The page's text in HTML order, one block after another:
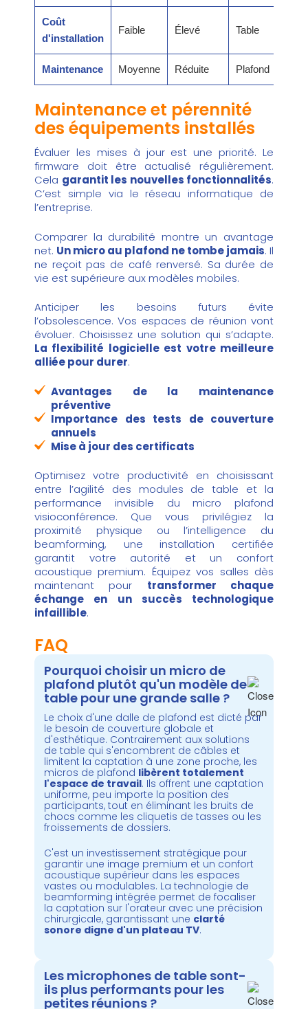
Coût
d'installation
Faible Élevé Table
Maintenance Moyenne Réduite Plafond
Maintenance et pérennité
des équipements installés
Évaluer les mises à jour est une priorité. Le
firmware doit être actualisé régulièrement.
Cela garantit les nouvelles fonctionnalités.
C’est simple via le réseau informatique de
l’entreprise.
Comparer la durabilité montre un avantage
net. Un micro au plafond ne tombe jamais. Il
ne reçoit pas de café renversé. Sa durée de
vie est supérieure aux modèles mobiles.
Anticiper les besoins futurs évite
l’obsolescence. Vos espaces de réunion vont
évoluer. Choisissez une solution qui s’adapte.
La flexibilité logicielle est votre meilleure
alliée pour durer.
Avantages de la maintenance
préventive
Importance des tests de couverture
annuels
Mise à jour des certificats
Optimisez votre productivité en choisissant
entre l’agilité des modules de table et la
performance invisible du micro plafond
visioconférence. Que vous privilégiez la
proximité physique ou l’intelligence du
beamforming, une installation certifiée
garantit votre autorité et un confort
acoustique premium. Équipez vos salles dès
maintenant pour transformer chaque
échange en un succès technologique
infaillible.
FAQ
Pourquoi choisir un micro de
plafond plutôt qu'un modèle de
table pour une grande salle ?
Le choix d'une dalle de plafond est dicté par
le besoin de couverture globale et
d'esthétique. Contrairement aux solutions
de table qui s'encombrent de câbles et
limitent la captation à une zone proche, les
micros de plafond libèrent totalement
l'espace de travail. Ils offrent une captation
uniforme, peu importe la position des
participants, tout en éliminant les bruits de
chocs comme les cliquetis de tasses ou les
froissements de dossiers.
C'est un investissement stratégique pour
garantir une image premium et un confort
acoustique supérieur dans les espaces
vastes ou modulables. La technologie de
beamforming intégrée permet de focaliser
la captation sur l'orateur avec une précision
chirurgicale, garantissant une clarté
sonore digne d'un plateau TV.
Les microphones de table sont-
ils plus performants pour les
petites réunions ?